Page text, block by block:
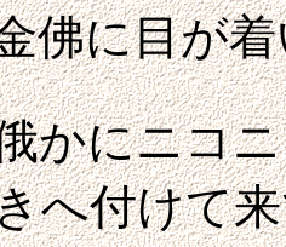
佛に目が
にニコニ
へ付けて